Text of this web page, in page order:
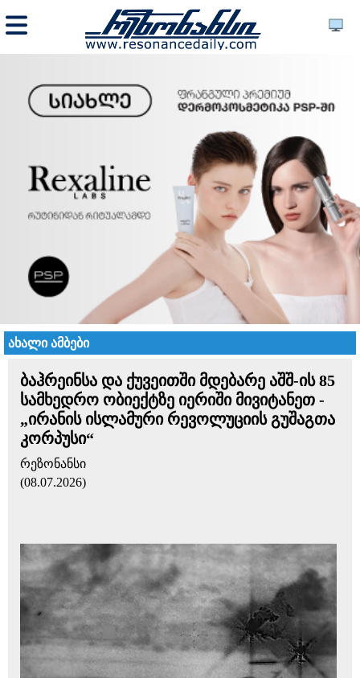
ახალი ამბები
ბაჰრეინსა და ქუვეითში მდებარე აშშ-ის 85
სამხედრო ობიექტზე იერიში მივიტანეთ -
„ირანის ისლამური რევოლუციის გუშაგთა
კორპუსი“
რეზონანსი
(08.07.2026)